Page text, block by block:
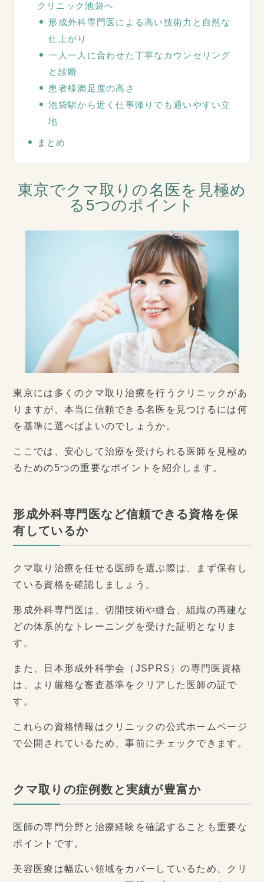
クリニック池袋へ
形成外科専門医による高い技術力と自然な
仕上がり
一人一人に合わせた丁寧なカウンセリング
と診断
患者様満足度の高さ
池袋駅から近く仕事帰りでも通いやすい立
地
まとめ
東京でクマ取りの名医を見極め
る5つのポイント
東京には多くのクマ取り治療を行うクリニックがあ
りますが、本当に信頼できる名医を見つけるには何
を基準に選べばよいのでしょうか。
ここでは、安心して治療を受けられる医師を見極め
るための5つの重要なポイントを紹介します。
形成外科専門医など信頼できる資格を保
有しているか
クマ取り治療を任せる医師を選ぶ際は、まず保有し
ている資格を確認しましょう。
形成外科専門医は、切開技術や縫合、組織の再建な
どの体系的なトレーニングを受けた証明となりま
す。
また、日本形成外科学会（JSPRS）の専門医資格
は、より厳格な審査基準をクリアした医師の証で
す。
これらの資格情報はクリニックの公式ホームページ
で公開されているため、事前にチェックできます。
クマ取りの症例数と実績が豊富か
医師の専門分野と治療経験を確認することも重要な
ポイントです。
美容医療は幅広い領域をカバーしているため、クリ